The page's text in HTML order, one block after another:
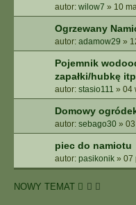
autor: wilow7 » 10
Ogrzewany
autor: adamow29 »
Pojemnik
zapałki/hubkę
autor: stasio111 » 04
Domowy
autor: sebago30 »
piec do namiotu
autor: pasikonik » 07
NOWY TEMAT